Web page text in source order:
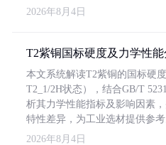
2026年8月4日
T2紫铜国标硬度及力学性
本文系统解读T2紫铜的国标硬
T2_1/2H状态），结合GB/T
析其力学性能指标及影响因素
特性差异，为工业选材提供参考
2026年8月4日